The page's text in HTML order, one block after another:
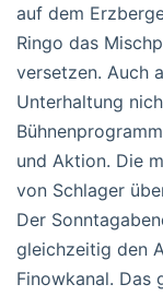
auf dem
Ringo das
versetzen. Auch
Unterhaltung
und Aktion. Die
von Schlager
Der
gleichzeitig den
Finowkanal. Das